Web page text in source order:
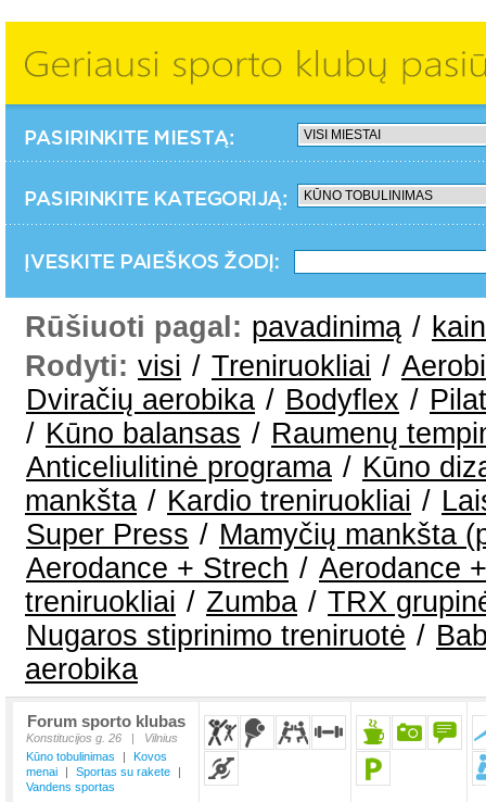
Rūšiuoti pagal: pavadinimą /
Rodyti: visi / Treniruokliai /
Dviračių aerobika / Bodyflex /
/ Kūno balansas / Raumenų
Anticeliulitinė programa / Kūno
mankšta / Kardio treniruokliai /
Super Press / Mamyčių mankšta
Aerodance + Strech / Aerodance
treniruokliai / Zumba / TRX
Nugaros stiprinimo treniruotė /
aerobika
Forum sporto klubas
Konstitucijos g. 26 |
Vilnius
Kūno tobulinimas
|
Kovos
menai
| Sportas su rakete
|
Vandens sportas